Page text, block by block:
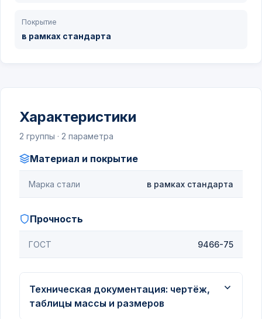
Покрытие
в рамках стандарта
Характеристики
2 группы · 2 параметра
Материал и покрытие
Марка стали в рамках стандарта
Прочность
ГОСТ 9466-75
Техническая документация: чертёж,
таблицы массы и размеров